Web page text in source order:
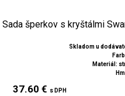
Sada šperkov s kryštálmi
Skladom u
Materiál:
37.60 € s DPH